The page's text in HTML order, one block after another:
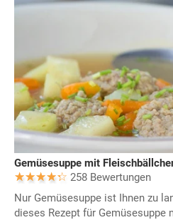
Gemüsesuppe mit
258 Bewertungen
Nur Gemüsesuppe ist Ihnen zu
dieses Rezept für Gemüsesuppe